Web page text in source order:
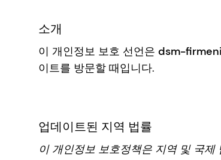
소개
이 개인정보 보호 선언은 dsm-
이트를 방문할 때입니다.
업데이트된 지역 법률
이 개인정보 보호정책은 지역 및 국